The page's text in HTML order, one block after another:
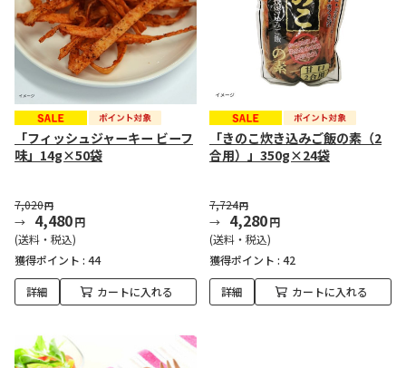
「フィッシュジャーキー ビーフ
味」14g×50袋
7,020円
4,480円
(送料・税込)
獲得ポイント : 44
詳細 カートに入れる
「きのこ炊き込みご飯の素（2
合用）」350g×24袋
7,724円
4,280円
(送料・税込)
獲得ポイント : 42
詳細 カートに入れる